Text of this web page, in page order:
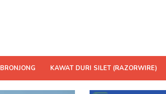
BRONJONG KAWAT DURI SILET (RAZORWIRE)